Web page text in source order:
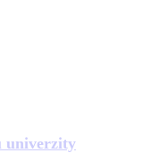
univerzity